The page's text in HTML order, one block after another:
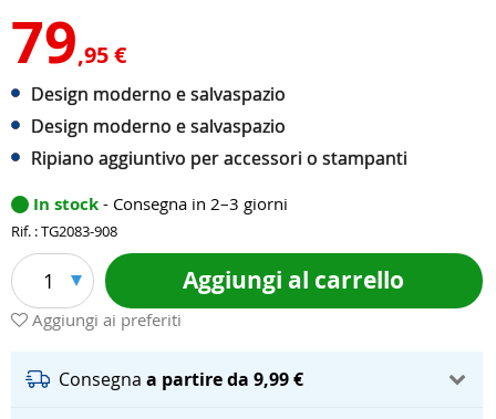
79,95 €
Design moderno e salvaspazio
Design moderno e salvaspazio
Ripiano aggiuntivo per accessori o stampanti
In stock - Consegna in 2–3 giorni
Rif. : TG2083-908
1 Aggiungi al carrello
Aggiungi ai preferiti
Consegna a partire da 9,99 €